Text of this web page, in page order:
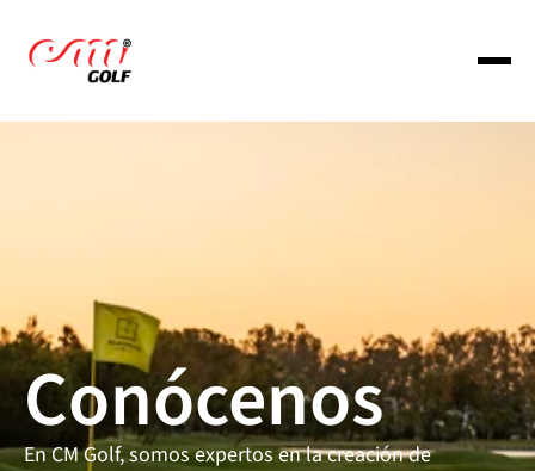
Conócenos
En CM Golf, somos expertos en la creación de
Portfolio
Portfolio